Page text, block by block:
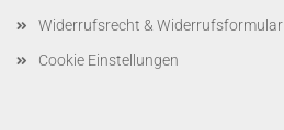
Widerrufsrecht & Widerrufsformular
Cookie Einstellungen